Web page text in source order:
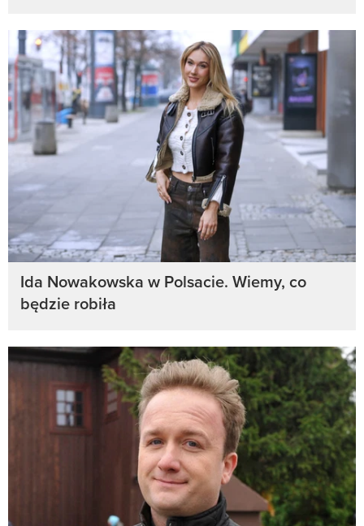
Ida Nowakowska w Polsacie. Wiemy, co
będzie robiła